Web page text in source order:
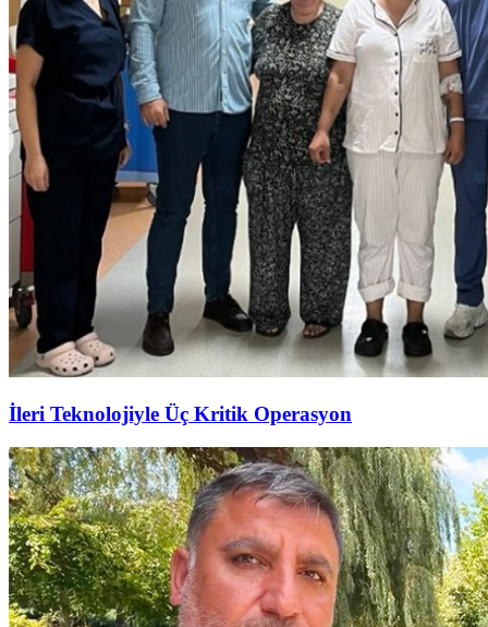
İleri Teknolojiyle Üç Kritik Operasyon